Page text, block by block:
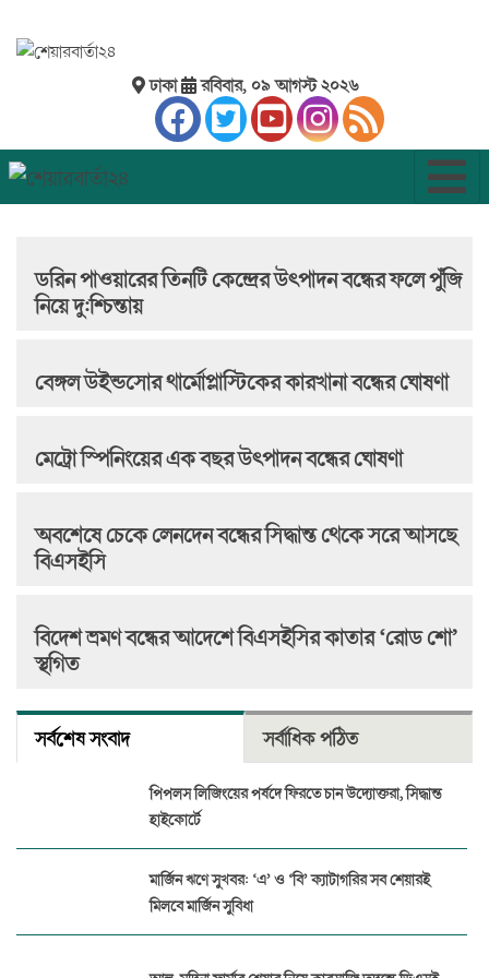
ঢাকা রবিবার, ০৯ আগস্ট ২০২৬
ডরিন পাওয়ারের তিনটি কেন্দ্রের উৎপাদন বন্ধের ফলে পুঁজি
নিয়ে দু:শ্চিন্তায়
বেঙ্গল উইন্ডসোর থার্মোপ্লাস্টিকের কারখানা বন্ধের ঘোষণা
মেট্রো স্পিনিংয়ের এক বছর উৎপাদন বন্ধের ঘোষণা
অবশেষে চেকে লেনদেন বন্ধের সিদ্ধান্ত থেকে সরে আসছে
বিএসইসি
বিদেশ ভ্রমণ বন্ধের আদেশে বিএসইসির কাতার ‘রোড শো’
স্থগিত
সর্বশেষ সংবাদ সর্বাধিক পঠিত
পিপলস লিজিংয়ের পর্ষদে ফিরতে চান উদ্যোক্তরা, সিদ্ধান্ত
হাইকোর্টে
মার্জিন ঋণে সুখবর: ‘এ’ ও ‘বি’ ক্যাটাগরির সব শেয়ারই
মিলবে মার্জিন সুবিধা